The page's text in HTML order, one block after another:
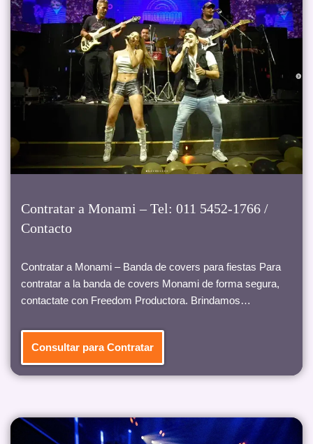
Contratar a Monami – Tel: 011 5452-1766 /
Contacto
Contratar a Monami – Banda de covers para fiestas Para
contratar a la banda de covers Monami de forma segura,
contactate con Freedom Productora. Brindamos…
Consultar para Contratar